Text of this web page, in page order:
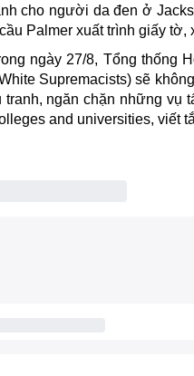
cho người da đen ở
Palmer xuất trình giấy
ngày 27/8, Tổng thống
Supremacists) sẽ
tranh, ngăn chặn những vụ
and universities, viết